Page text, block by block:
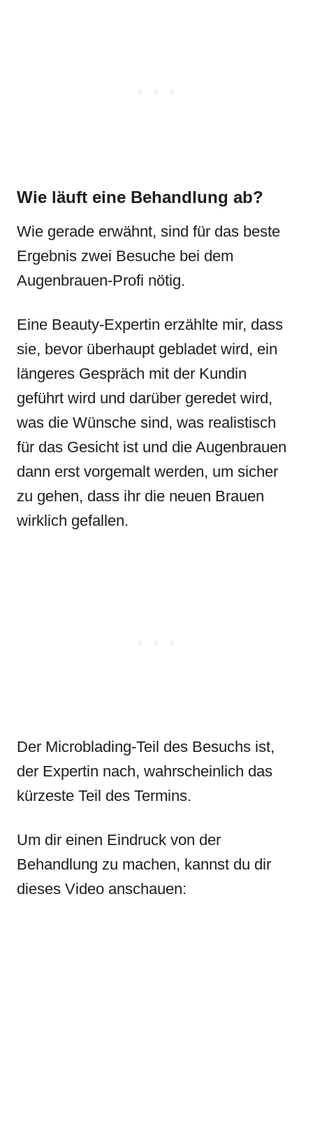
Wie läuft eine Behandlung ab?
Wie gerade erwähnt, sind für das beste
Ergebnis zwei Besuche bei dem
Augenbrauen-Profi nötig.
Eine Beauty-Expertin erzählte mir, dass
sie, bevor überhaupt gebladet wird, ein
längeres Gespräch mit der Kundin
geführt wird und darüber geredet wird,
was die Wünsche sind, was realistisch
für das Gesicht ist und die Augenbrauen
dann erst vorgemalt werden, um sicher
zu gehen, dass ihr die neuen Brauen
wirklich gefallen.
Der Microblading-Teil des Besuchs ist,
der Expertin nach, wahrscheinlich das
kürzeste Teil des Termins.
Um dir einen Eindruck von der
Behandlung zu machen, kannst du dir
dieses Video anschauen: